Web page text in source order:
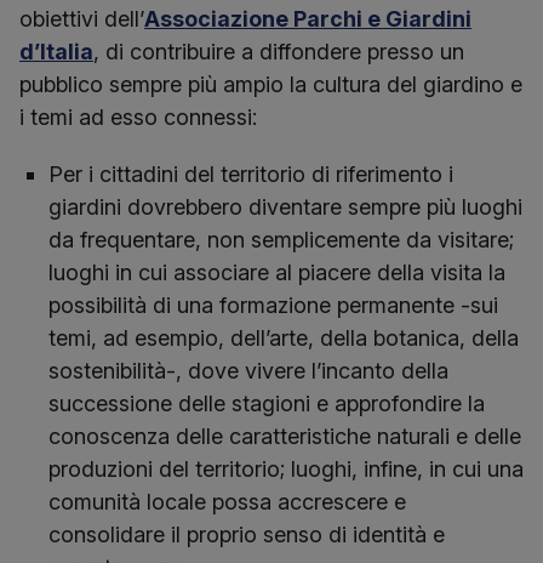
obiettivi dell’Associazione Parchi e Giardini
d’Italia, di contribuire a diffondere presso un
pubblico sempre più ampio la cultura del giardino e
i temi ad esso connessi:
Per i cittadini del territorio di riferimento i
giardini dovrebbero diventare sempre più luoghi
da frequentare, non semplicemente da visitare;
luoghi in cui associare al piacere della visita la
possibilità di una formazione permanente -sui
temi, ad esempio, dell’arte, della botanica, della
sostenibilità-, dove vivere l’incanto della
successione delle stagioni e approfondire la
conoscenza delle caratteristiche naturali e delle
produzioni del territorio; luoghi, infine, in cui una
comunità locale possa accrescere e
consolidare il proprio senso di identità e